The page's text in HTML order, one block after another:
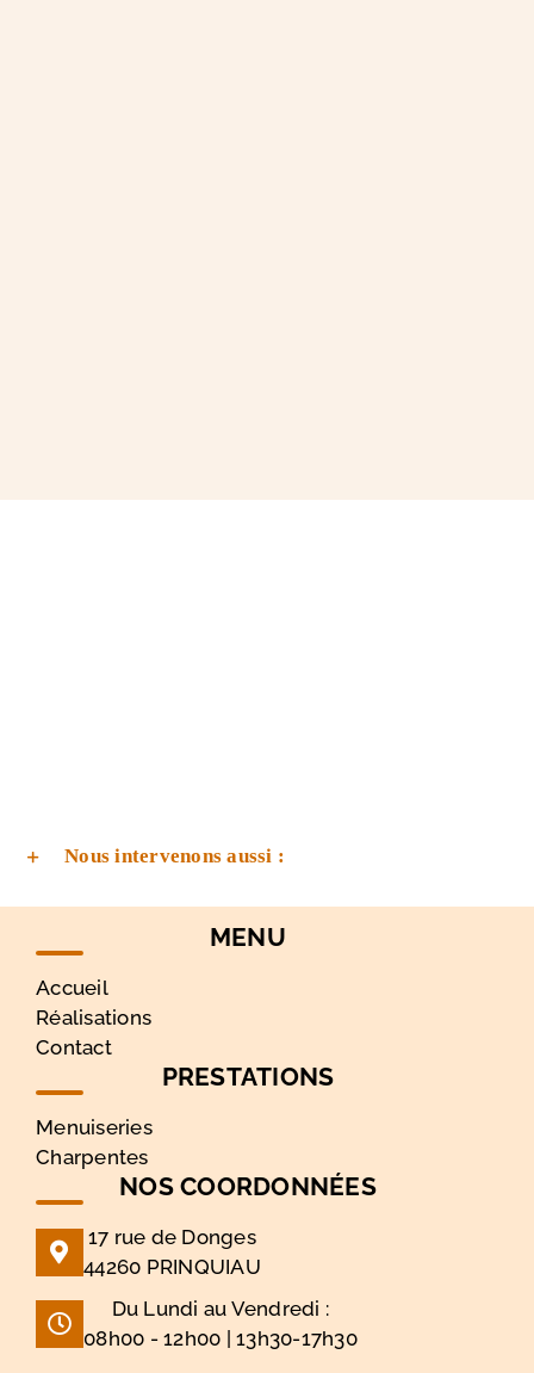
Nous intervenons aussi :
MENU
Accueil
Réalisations
Contact
PRESTATIONS
Menuiseries
Charpentes
NOS COORDONNÉES
17 rue de Donges
44260 PRINQUIAU
Du Lundi au Vendredi :
08h00 - 12h00 | 13h30-17h30